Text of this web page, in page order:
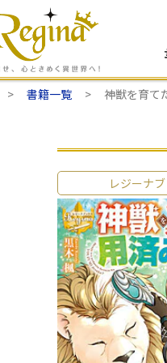
書籍一覧 神獣を育て
レジーナ